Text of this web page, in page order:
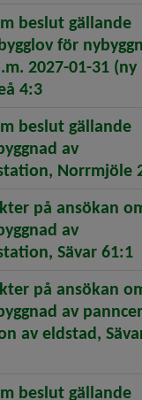
beslut gällande
för
2027-01-31 (ny
4:3(öppnar
beslut gällande
av
Norrmjöle
på ansökan
av
Sävar 61:1
på ansökan
av
av eldstad,
Lämna
beslut gällande